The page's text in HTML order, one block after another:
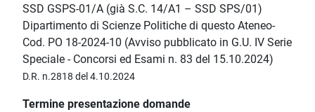
SSD GSPS-01/A (già S.C. 14/A1 – SSD SPS/01)
Dipartimento di Scienze Politiche di questo Ateneo-
Cod. PO 18-2024-10 (Avviso pubblicato in G.U. IV Serie
Speciale - Concorsi ed Esami n. 83 del 15.10.2024)
D.R. n.2818 del 4.10.2024
Termine presentazione domande